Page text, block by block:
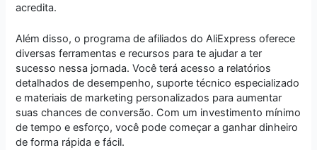
acredita.
Além disso, o programa de afiliados do AliExpress oferece
diversas ferramentas e recursos para te ajudar a ter
sucesso nessa jornada. Você terá acesso a relatórios
detalhados de desempenho, suporte técnico especializado
e materiais de marketing personalizados para aumentar
suas chances de conversão. Com um investimento mínimo
de tempo e esforço, você pode começar a ganhar dinheiro
de forma rápida e fácil.